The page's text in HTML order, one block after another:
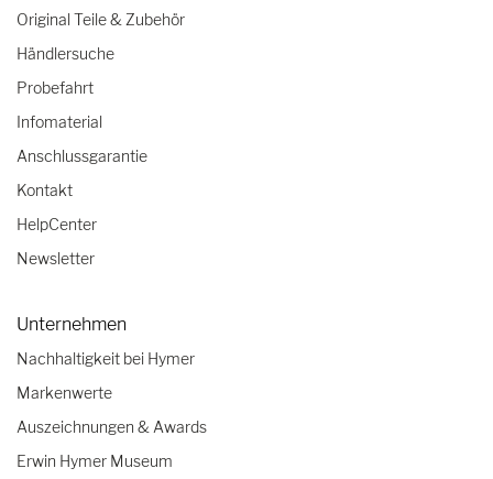
Original Teile & Zubehör
Händlersuche
Probefahrt
Infomaterial
Anschlussgarantie
Kontakt
HelpCenter
Newsletter
Unternehmen
Nachhaltigkeit bei Hymer
Markenwerte
Auszeichnungen & Awards
Erwin Hymer Museum